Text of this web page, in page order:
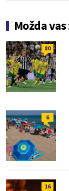
Možda
80
6
16